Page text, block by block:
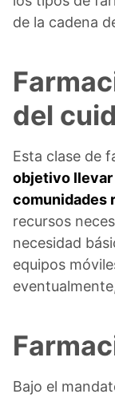
de la cadena
del
Esta clase de
objetivo
comunidades
recursos
necesidad
equipos
Bajo el